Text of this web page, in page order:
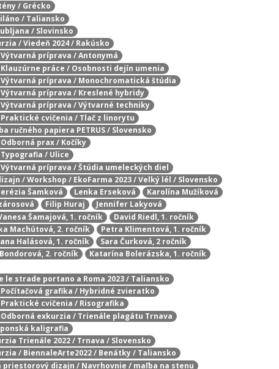
/ Grécko
/ Taliansko
/ Slovinsko
/ Viedeň 2024 / Rakúsko
príprava / Antonymá
práce / Osobnosti dejín umenia
príprava / Monochromatická štúdia
príprava / Kreslené hybridy
príprava / Výtvarné techniky
cvičenia / Tlač z linorytu
ručného papiera PETRUS / Slovensko
prax / Kočíky
/ Ulice
príprava / Štúdia umeleckých diel
/ Workshop / EkoFarma 2023 / Velký lél / Slovensko
Šamková Lenka Erseková
Karolína Mužíková
Filip Huraj
Jennifer Lakyová
Šamajová, 1. ročník
David Riedl, 1. ročník
Machútová, 2. ročník
Petra Klimentová, 1. ročník
Halásová, 1. ročník
Sara Čurková, 2 ročník
2. ročník
Katarína Bolerázska, 1. ročník
strade portano a Roma 2023 / Taliansko
grafika / Hybridné zvieratko
cvičenia / Risografika
exkurzia / Trienále plagátu Trnava
kaligrafia
Trienále 2022 / Trnava / Slovensko
/ BiennaleArte2022 / Benátky / Taliansko
priestorový dizajn / Navrhovnie / maľba na stenu